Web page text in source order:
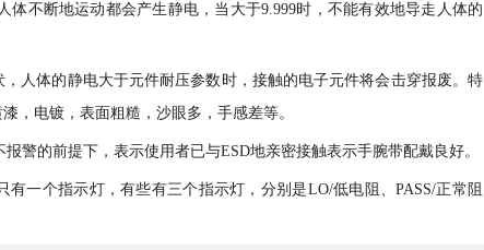
体不断地运动都会产生静电，当大于9.999时，不能有效地导走人体的
人体的静电大于元件耐压参数时，接触的电子元件将会击穿报废。特
，电镀，表面粗糙，沙眼多，手感差等。
警的前提下，表示使用者已与ESD地亲密接触表示手腕带配戴良好。
一个指示灯，有些有三个指示灯，分别是LO/低电阻、PASS/正常阻